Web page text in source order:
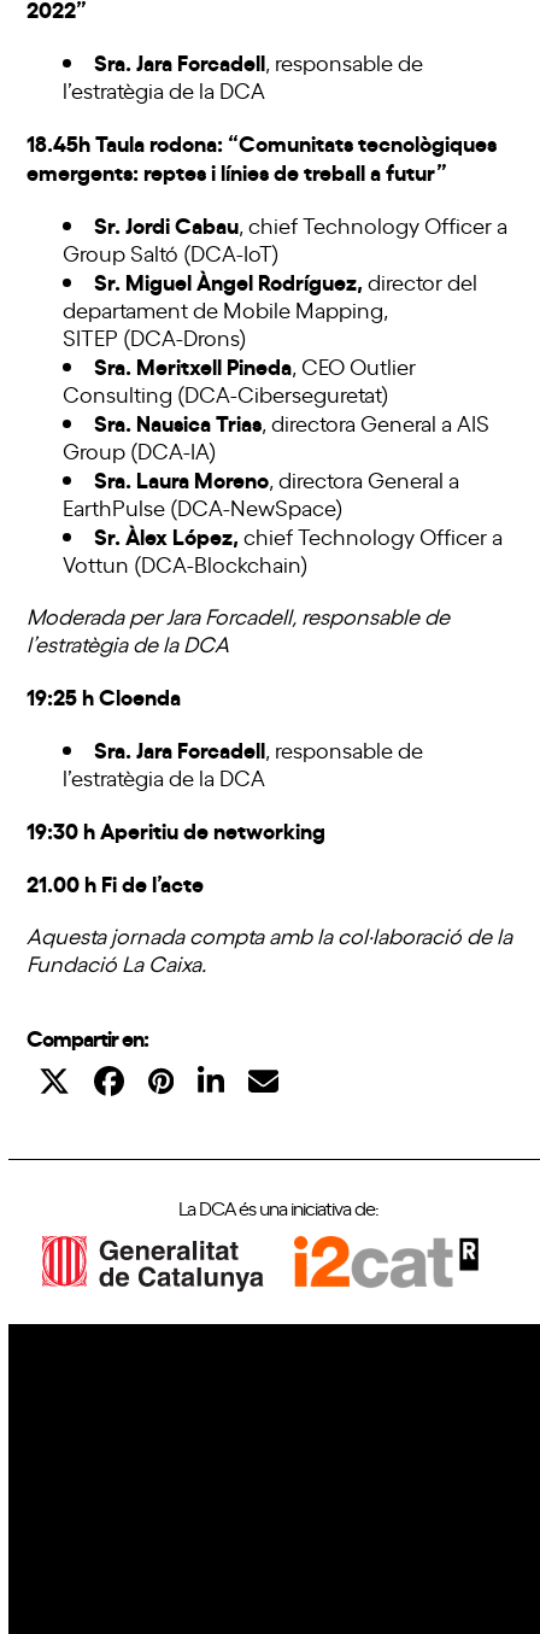
2022”
Sra. Jara Forcadell, responsable de
l’estratègia de la DCA
18.45h Taula rodona: “Comunitats tecnològiques
emergents: reptes i línies de treball a futur”
Sr. Jordi Cabau, chief Technology Officer a
Group Saltó (DCA-IoT)
Sr. Miguel Àngel Rodríguez,director del
departament de Mobile Mapping,
SITEP (DCA-Drons)
Sra. Meritxell Pineda, CEO Outlier
Consulting (DCA-Ciberseguretat)
Sra. Nausica Trias, directora General a AIS
Group (DCA-IA)
Sra. Laura Moreno, directora General a
EarthPulse (DCA-NewSpace)
Sr. Àlex López,chief Technology Officer a
Vottun (DCA-Blockchain)
Moderada per Jara Forcadell, responsable de
l’estratègia de la DCA
19:25 h Cloenda
Sra. Jara Forcadell, responsable de
l’estratègia de la DCA
19:30 h Aperitiu de networking
21.00 h Fi de l’acte
Aquesta jornada compta amb la col·laboració de la
Fundació La Caixa.
Compartir en:
La DCA és una iniciativa de: